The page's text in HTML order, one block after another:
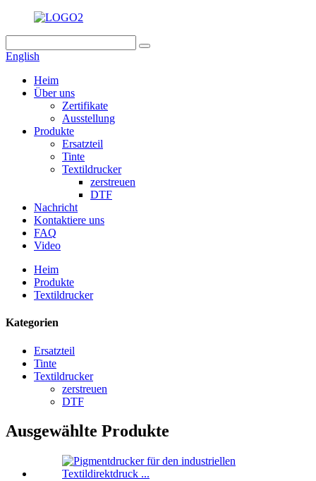
English
Heim
Über uns
Zertifikate
Ausstellung
Produkte
Ersatzteil
Tinte
Textildrucker
zerstreuen
DTF
Nachricht
Kontaktiere uns
FAQ
Video
Heim
Produkte
Textildrucker
Kategorien
Ersatzteil
Tinte
Textildrucker
zerstreuen
DTF
Ausgewählte Produkte